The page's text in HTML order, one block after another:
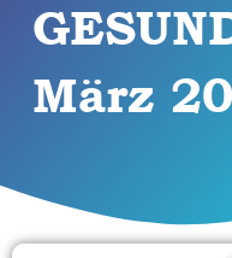
März